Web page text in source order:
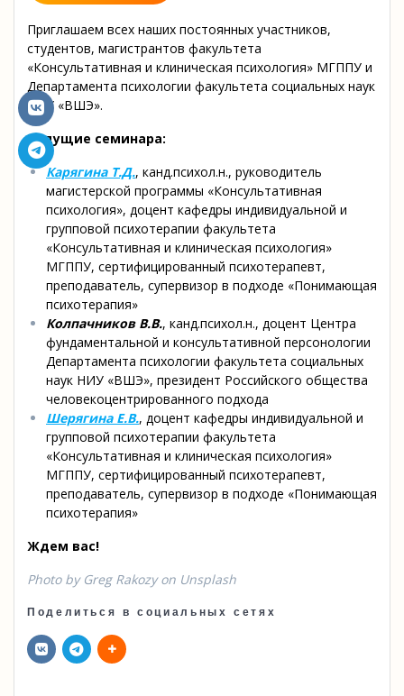
Приглашаем всех наших постоянных участников,
студентов, магистрантов факультета
«Консультативная и клиническая психология» МГППУ и
Департамента психологии факультета социальных наук
НИУ «ВШЭ».
Ведущие семинара:
Карягина Т.Д., канд.психол.н., руководитель
магистерской программы «Консультативная
психология», доцент кафедры индивидуальной и
групповой психотерапии факультета
«Консультативная и клиническая психология»
МГППУ, сертифицированный психотерапевт,
преподаватель, супервизор в подходе «Понимающая
психотерапия»
Колпачников В.В., канд.психол.н., доцент Центра
фундаментальной и консультативной персонологии
Департамента психологии факультета социальных
наук НИУ «ВШЭ», президент Российского общества
человекоцентрированного подхода
Шерягина Е.В., доцент кафедры индивидуальной и
групповой психотерапии факультета
«Консультативная и клиническая психология»
МГППУ, сертифицированный психотерапевт,
преподаватель, супервизор в подходе «Понимающая
психотерапия»
Ждем вас!
Photo by Greg Rakozy on Unsplash
Поделиться в социальных сетях